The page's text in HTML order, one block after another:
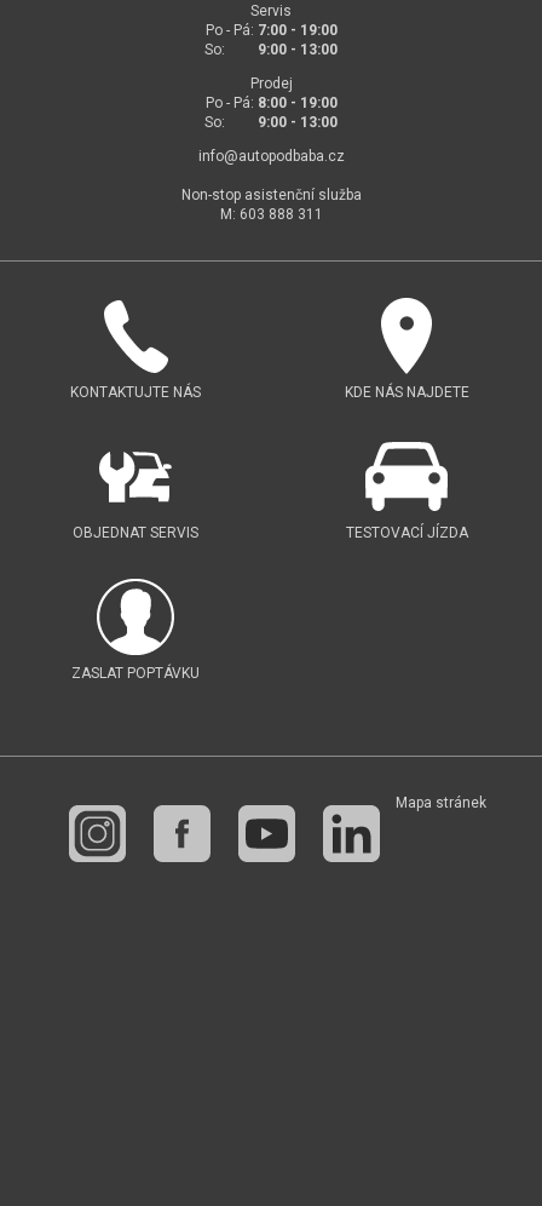
Servis
Po - Pá: 7:00 - 19:00
So: 9:00 - 13:00
Prodej
Po - Pá: 8:00 - 19:00
So: 9:00 - 13:00
info@autopodbaba.cz
Non-stop asistenční služba
M: 603 888 311
KONTAKTUJTE NÁS KDE NÁS NAJDETE
OBJEDNAT SERVIS TESTOVACÍ JÍZDA
ZASLAT POPTÁVKU
Mapa stránek